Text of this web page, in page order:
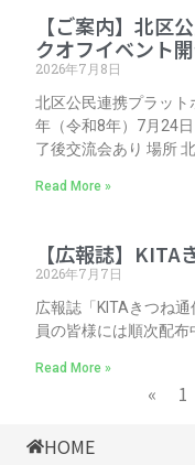
れを学びました。 ご
いました。
【ご案内】北区
クオフイベント
2026年7月8日
北区公民連携プラット
年（令和8年）7月24
了後交流会あり 場所
門学校 内容 第一部：
し込みください。 お
Read More »
【広報誌】
2026年7月7日
広報誌「KITAきつね
員の皆様には順次配
Read More »
« 1
HOME